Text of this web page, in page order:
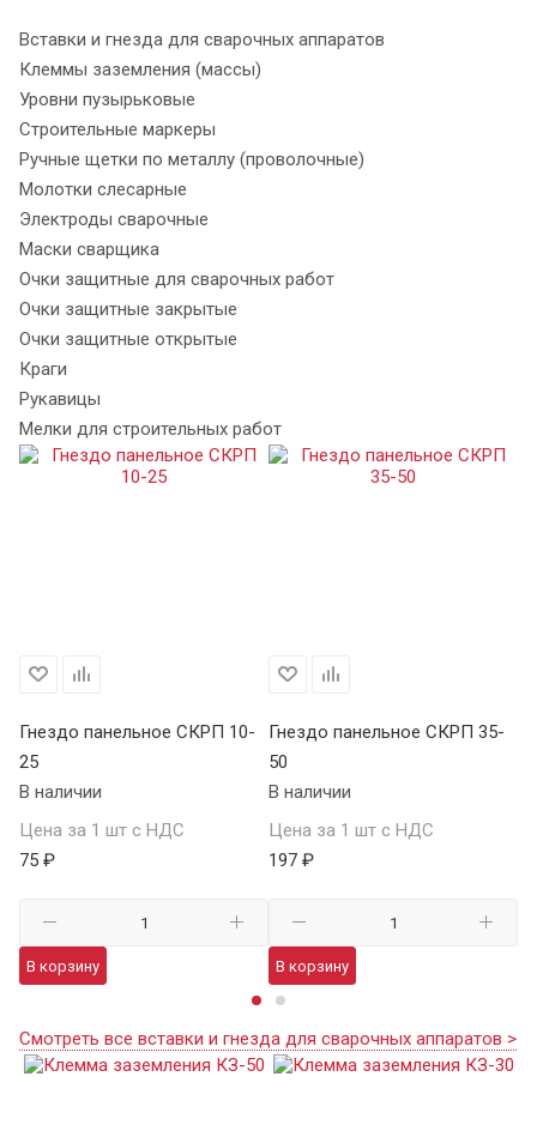
Вставки и гнезда для сварочных аппаратов
Клеммы заземления (массы)
Уровни пузырьковые
Строительные маркеры
Ручные щетки по металлу (проволочные)
Молотки слесарные
Электроды сварочные
Маски сварщика
Очки защитные для сварочных работ
Очки защитные закрытые
Очки защитные открытые
Краги
Рукавицы
Мелки для строительных работ
Гнездо панельное СКРП 10-
25
В наличии
Цена за 1 шт с НДС
75 ₽
В корзину
Гнездо панельное СКРП 35-
50
В наличии
Цена за 1 шт с НДС
197 ₽
В корзину
Смотреть все вставки и гнезда для сварочных аппаратов >